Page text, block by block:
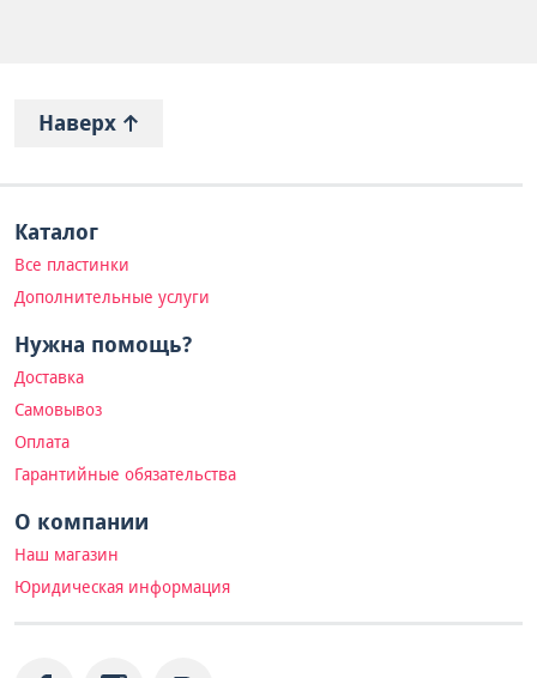
Наверх
Каталог
Все пластинки
Дополнительные услуги
Нужна помощь?
Доставка
Самовывоз
Оплата
Гарантийные обязательства
О компании
Наш магазин
Юридическая информация